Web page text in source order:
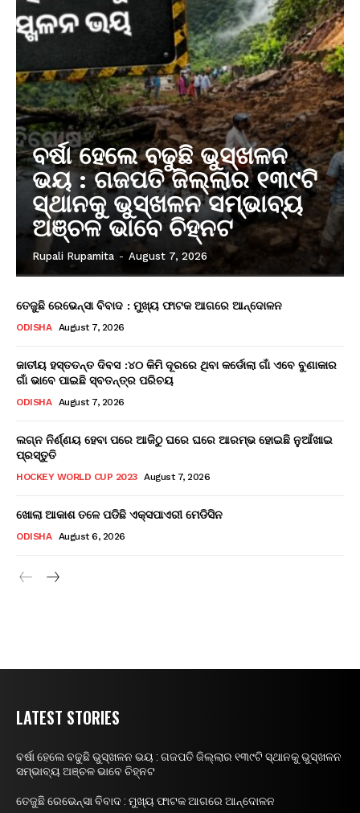
ବର୍ଷା ହେଲେ ବଢୁଛି ଭୁସ୍ଖଳନ
ଭୟ : ଗଜପତି ଜିଲ୍ଲାର ୧୩୯ଟି
ସ୍ଥାନକୁ ଭୁସ୍ଖଳନ ସମ୍ଭାବ୍ୟ
ଅଞ୍ଚଳ ଭାବେ ଚିହ୍ନଟ
Rupali Rupamita - August 7, 2026
ତେଜୁଛି ରେଭେନ୍ସା ବିବାଦ : ମୁଖ୍ୟ ଫାଟକ ଆଗରେ ଆନ୍ଦୋଳନ
ODISHA August 7, 2026
ଜାତୀୟ ହସ୍ତତନ୍ତ ଦିବସ :୪୦ କିମି ଦୂରରେ ଥିବା କର୍ଡୋଲା ଗାଁ ଏବେ ବୁଣାକାର
ଗାଁ ଭାବେ ପାଇଛି ସ୍ବତନ୍ତ୍ର ପରିଚୟ
ODISHA August 7, 2026
ଲଗ୍ନ ନିର୍ଣ୍ଣୟ ହେବା ପରେ ଆଜିଠୁ ଘରେ ଘରେ ଆରମ୍ଭ ହୋଇଛି ନୁଆଁଖାଇ
ପ୍ରସ୍ତୁତି
HOCKEY WORLD CUP 2023 August 7, 2026
ଖୋଲା ଆକାଶ ତଳେ ପଡିଛି ଏକ୍ସପାଏରୀ ମେଡିସିନ
ODISHA August 6, 2026
LATEST STORIES
ବର୍ଷା ହେଲେ ବଢୁଛି ଭୁସ୍ଖଳନ ଭୟ : ଗଜପତି ଜିଲ୍ଲାର ୧୩୯ଟି ସ୍ଥାନକୁ ଭୁସ୍ଖଳନ
ସମ୍ଭାବ୍ୟ ଅଞ୍ଚଳ ଭାବେ ଚିହ୍ନଟ
ତେଜୁଛି ରେଭେନ୍ସା ବିବାଦ : ମୁଖ୍ୟ ଫାଟକ ଆଗରେ ଆନ୍ଦୋଳନ